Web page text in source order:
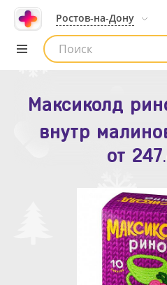
Ростов-на-Дону
Список аптек
Максиколд
внутр
от 247
Зодак таб.
от109